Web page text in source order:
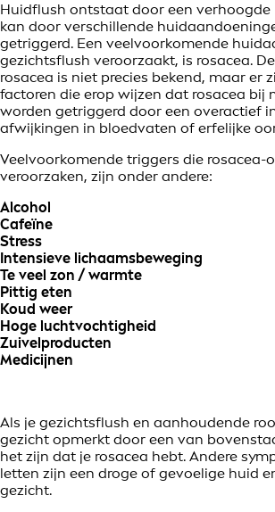
Huidflush ontstaat door een verhoogde
kan door verschillende
getriggerd. Een veelvoorkomende
gezichtsflush veroorzaakt, is rosacea.
rosacea is niet precies bekend, maar er
factoren die erop wijzen dat rosacea bij
worden getriggerd door een overactief
afwijkingen in bloedvaten of erfelijke
Veelvoorkomende triggers die rosacea-
veroorzaken, zijn onder andere:
Alcohol
Cafeïne
Stress
Intensieve lichaamsbeweging
Te veel zon / warmte
Pittig eten
Koud weer
Hoge luchtvochtigheid
Zuivelproducten
Medicijnen
Als je gezichtsflush en aanhoudende
gezicht opmerkt door een van
het zijn dat je rosacea hebt. Andere
letten zijn een droge of gevoelige huid
gezicht.